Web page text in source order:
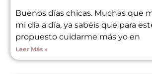
Buenos días chicas. Muchas que
mi día a día, ya sabéis que para
propuesto cuidarme más yo en
Leer Más »